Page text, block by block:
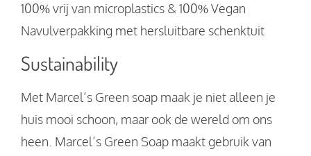
100% vrij van microplastics & 100% Vegan
Navulverpakking met hersluitbare schenktuit
Sustainability
Met Marcel’s Green soap maak je niet alleen je
huis mooi schoon, maar ook de wereld om ons
heen. Marcel’s Green Soap maakt gebruik van